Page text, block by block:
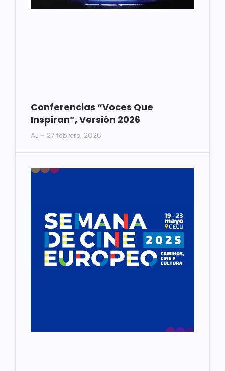
Conferencias “Voces Que
Inspiran”, Versión 2026
AJ 27 febrero, 2026